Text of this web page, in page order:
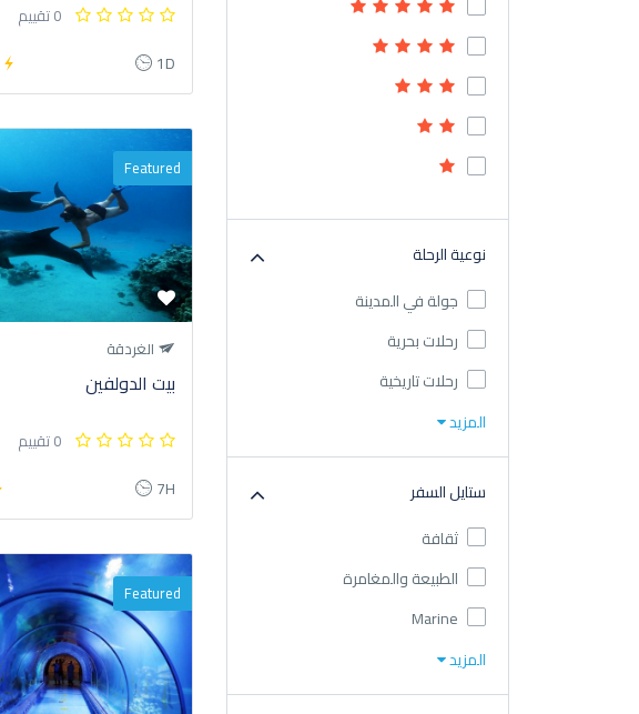
نوعية الرحلة
جولة في المدينة
رحلات بحرية
رحلات تاريخية
المزيد
ستايل السفر
ثقافة
الطبيعة والمغامرة
Marine
المزيد
0 تقييم
1D
Featured
الغردقة
بيت الدولفين
0 تقييم
7H
Featured